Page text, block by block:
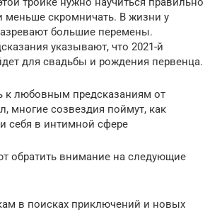
меньше скромничать. В жизни у
большие перемены.
указывают, что 2021-й
для свадьбы и рождения первенца.
к любовным предсказаниям от
многие созвездия поймут, как
себя в интимной сфере
обратить внимание на следующие
в поисках приключений и новых